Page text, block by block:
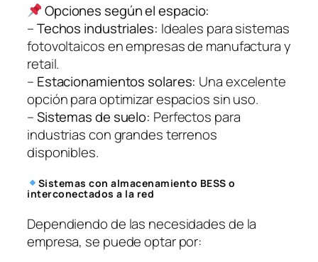
Opciones según el espacio:
–Techos industriales: Ideales para sistemas
fotovoltaicos en empresas de manufactura y
retail.
– Estacionamientos solares: Una excelente
opción para optimizar espacios sin uso.
–Sistemas de suelo: Perfectos para
industrias con grandes terrenos
disponibles.
Sistemas con almacenamiento BESS o
interconectados a la red
Dependiendo de las necesidades de la
empresa, se puede optar por: